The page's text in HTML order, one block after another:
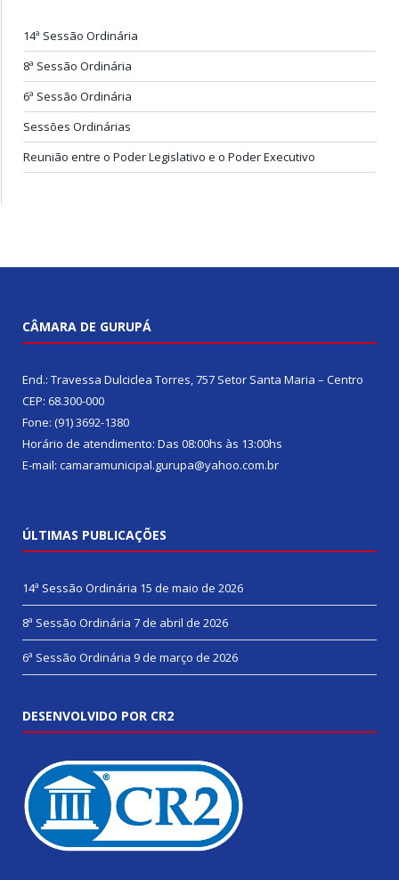
14ª Sessão Ordinária
8ª Sessão Ordinária
6ª Sessão Ordinária
Sessões Ordinárias
Reunião entre o Poder Legislativo e o Poder Executivo
CÂMARA DE GURUPÁ
End.: Travessa Dulciclea Torres, 757 Setor Santa Maria – Centro
CEP: 68.300-000
Fone: (91) 3692-1380
Horário de atendimento: Das 08:00hs às 13:00hs
E-mail: camaramunicipal.gurupa@yahoo.com.br
ÚLTIMAS PUBLICAÇÕES
14ª Sessão Ordinária 15 de maio de 2026
8ª Sessão Ordinária 7 de abril de 2026
6ª Sessão Ordinária 9 de março de 2026
DESENVOLVIDO POR CR2